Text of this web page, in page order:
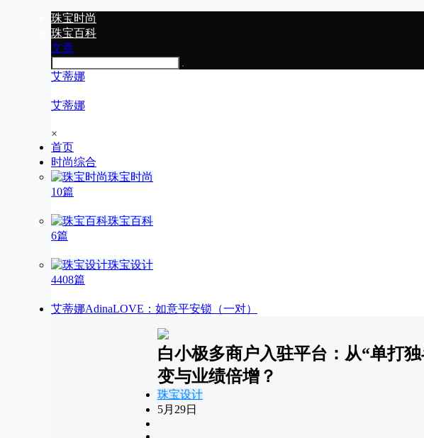
珠宝时尚
珠宝百科
文章
艾蒂娜
艾蒂娜
×
首页
时尚综合
珠宝时尚
10篇
珠宝百科
6篇
珠宝设计
4408篇
艾蒂娜AdinaLOVE：如意平安锁（一对）
白小极多商户入驻平台：从“单打
变与业绩倍增？
珠宝设计
5月29日